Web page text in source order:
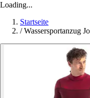
Loading...
Startseite
/ Wassersportanzug